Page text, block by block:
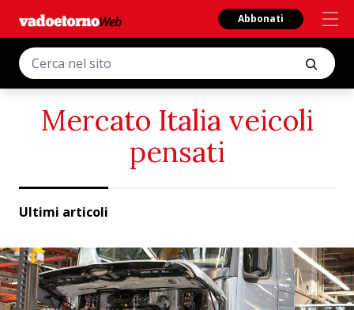
Abbonati
Mercato Italia veicoli
pensati
Ultimi articoli